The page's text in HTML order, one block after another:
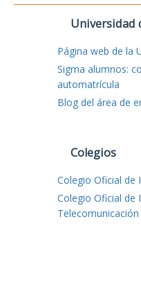
Universidad
Página web de la
Sigma alumnos:
automatrícula
Blog del área de
Colegios
Colegio Oficial de
Colegio Oficial de
Telecomunicación